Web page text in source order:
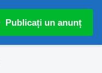
Publicați un anunț